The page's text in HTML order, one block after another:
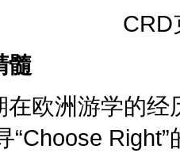
CRD
髓
在欧洲游学的
“Choose